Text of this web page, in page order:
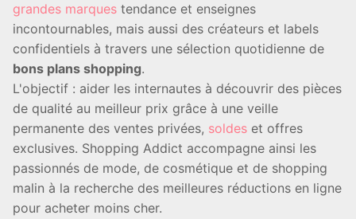
grandes marques tendance et enseignes
incontournables, mais aussi des créateurs et labels
confidentiels à travers une sélection quotidienne de
bons plans shopping.
L'objectif : aider les internautes à découvrir des pièces
de qualité au meilleur prix grâce à une veille
permanente des ventes privées, soldes et offres
exclusives. Shopping Addict accompagne ainsi les
passionnés de mode, de cosmétique et de shopping
malin à la recherche des meilleures réductions en ligne
pour acheter moins cher.